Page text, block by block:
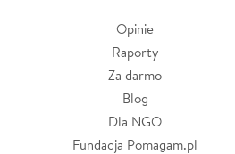
Opinie
Raporty
Za darmo
Blog
Dla NGO
Fundacja Pomagam.pl